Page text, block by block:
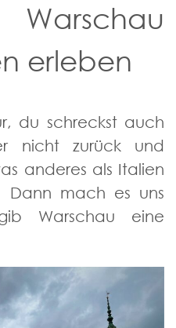
Warschau
erleben
du schreckst auch
nicht zurück und
anderes als Italien
Dann mach es uns
Warschau eine